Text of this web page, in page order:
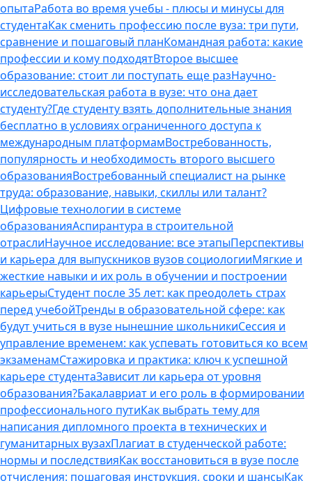
опытаРабота во время учебы - плюсы и минусы для
студентаКак сменить профессию после вуза: три пути,
сравнение и пошаговый планКомандная работа: какие
профессии и кому подходятВторое высшее
образование: стоит ли поступать еще разНаучно-
исследовательская работа в вузе: что она дает
студенту?Где студенту взять дополнительные знания
бесплатно в условиях ограниченного доступа к
международным платформамВостребованность,
популярность и необходимость второго высшего
образованияВостребованный специалист на рынке
труда: образование, навыки, скиллы или талант?
Цифровые технологии в системе
образованияАспирантура в строительной
отраслиНаучное исследование: все этапыПерспективы
и карьера для выпускников вузов социологииМягкие и
жесткие навыки и их роль в обучении и построении
карьерыСтудент после 35 лет: как преодолеть страх
перед учебойТренды в образовательной сфере: как
будут учиться в вузе нынешние школьникиСессия и
управление временем: как успевать готовиться ко всем
экзаменамСтажировка и практика: ключ к успешной
карьере студентаЗависит ли карьера от уровня
образования?Бакалавриат и его роль в формировании
профессионального путиКак выбрать тему для
написания дипломного проекта в технических и
гуманитарных вузахПлагиат в студенческой работе:
нормы и последствияКак восстановиться в вузе после
отчисления: пошаговая инструкция, сроки и шансыКак